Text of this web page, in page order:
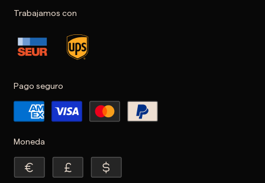
Trabajamos con
Pago seguro
Moneda